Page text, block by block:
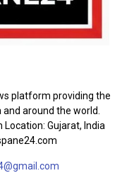
platform providing the
around the world.
Gujarat, India